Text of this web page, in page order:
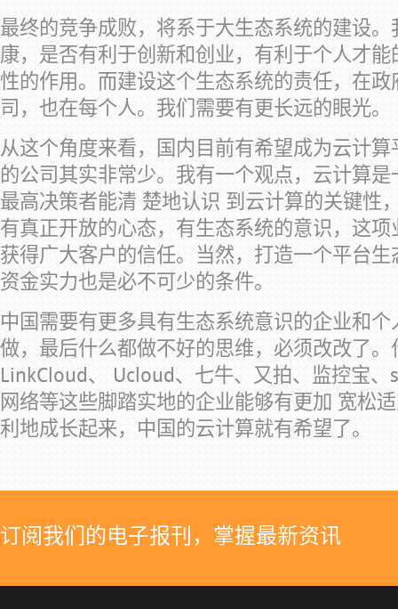
最终的竞争成败，将系于大生态系统的建设
康，是否有利于创新和创业，有利于个人才
性的作用。而建设这个生态系统的责任，在
司，也在每个人。我们需要有更长远的眼光。
从这个角度来看，国内目前有希望成为云计
的公司其实非常少。我有一个观点，云计算
最高决策者能清 楚地认识 到云计算的关键性
有真正开放的心态，有生态系统的意识，这
获得广大客户的信任。当然，打造一个平台
资金实力也是必不可少的条件。
中国需要有更多具有生态系统意识的企业和
做，最后什么都做不好的思维，必须改改了。
LinkCloud、 Ucloud、七牛、又拍、监控宝
网络等这些脚踏实地的企业能够有更加 宽松
利地成长起来，中国的云计算就有希望了。
订阅我们的电子报刊，掌握最新资讯